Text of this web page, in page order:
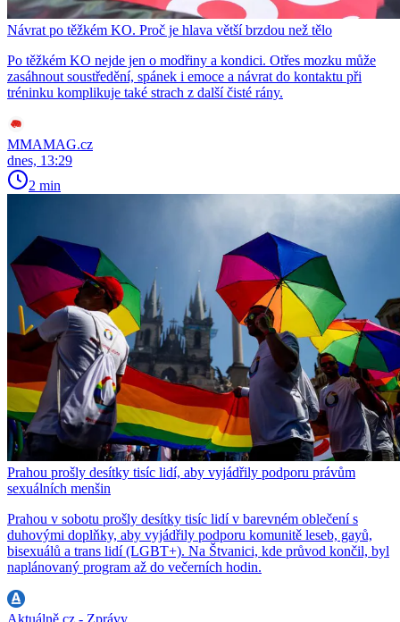
Návrat po těžkém KO. Proč je hlava větší brzdou než tělo
Po těžkém KO nejde jen o modřiny a kondici. Otřes mozku může
zasáhnout soustředění, spánek i emoce a návrat do kontaktu při
tréninku komplikuje také strach z další čisté rány.
MMAMAG.cz
dnes, 13:29
2 min
Prahou prošly desítky tisíc lidí, aby vyjádřily podporu právům
sexuálních menšin
Prahou v sobotu prošly desítky tisíc lidí v barevném oblečení s
duhovými doplňky, aby vyjádřily podporu komunitě leseb, gayů,
bisexuálů a trans lidí (LGBT+). Na Štvanici, kde průvod končil, byl
naplánovaný program až do večerních hodin.